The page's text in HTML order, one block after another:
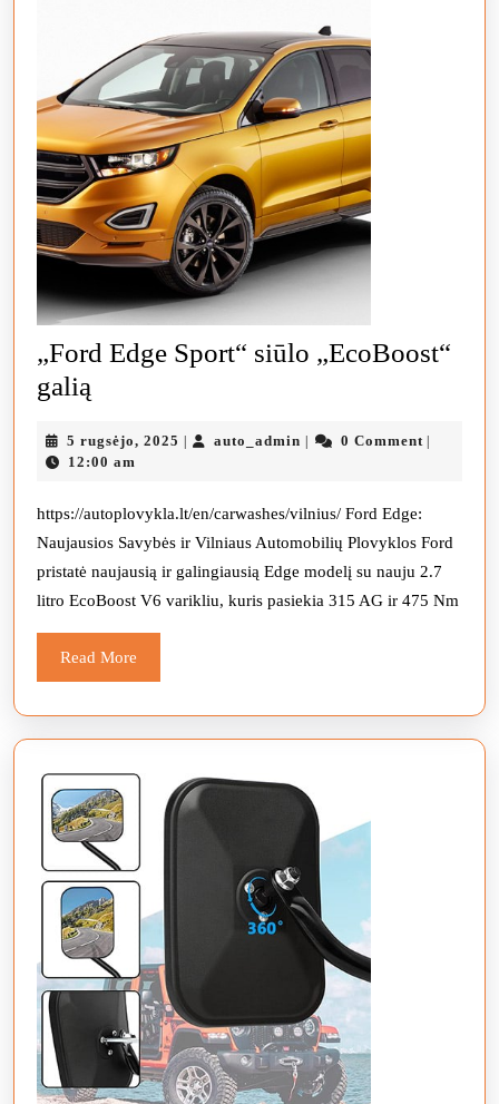
„Ford Edge Sport“ siūlo „EcoBoost“
galią
Sport“
„EcoBoost“
galią
5 rugsėjo, 2025 5
auto_admin auto_admin
0 Comment
12:00 am
https://autoplovykla.lt/en/carwashes/vilnius/ Ford Edge:
Naujausios Savybės ir Vilniaus Automobilių Plovyklos Ford
pristatė naujausią ir galingiausią Edge modelį su nauju 2.7
litro EcoBoost V6 varikliu, kuris pasiekia 315 AG ir 475 Nm
Read More
More